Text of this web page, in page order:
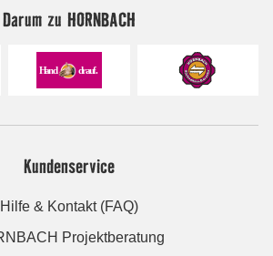
Darum zu HORNBACH
Kundenservice
Hilfe & Kontakt (FAQ)
Projektberatung